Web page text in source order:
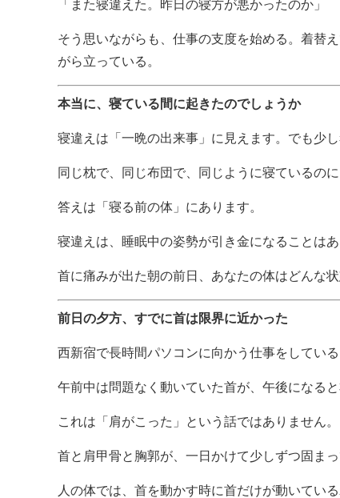
「また寝違えた。昨日の寝方が悪かったのか」
そう思いながらも、仕事の支度を始める。着替
がら立っている。
本当に、寝ている間に起きたのでしょうか
寝違えは「一晩の出来事」に見えます。でも少し
同じ枕で、同じ布団で、同じように寝ているの
答えは「寝る前の体」にあります。
寝違えは、睡眠中の姿勢が引き金になることは
首に痛みが出た朝の前日、あなたの体はどんな状
前日の夕方、すでに首は限界に近かった
西新宿で長時間パソコンに向かう仕事をしてい
午前中は問題なく動いていた首が、午後になる
これは「肩がこった」という話ではありません。
首と肩甲骨と胸郭が、一日かけて少しずつ固まっ
人の体では、首を動かす時に首だけが動いてい